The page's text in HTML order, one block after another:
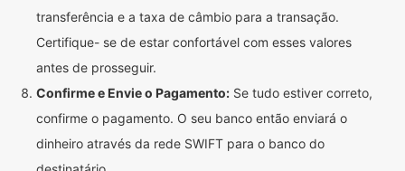
transferência e a taxa de câmbio para a transação.
Certifique- se de estar confortável com esses valores
antes de prosseguir.
Confirme e Envie o Pagamento: Se tudo estiver correto,
confirme o pagamento. O seu banco então enviará o
dinheiro através da rede SWIFT para o banco do